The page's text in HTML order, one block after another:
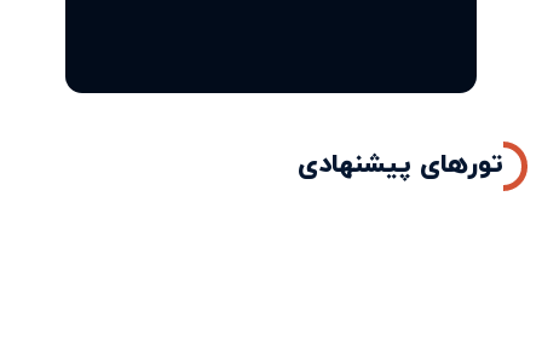
تورهای پیشنهادی